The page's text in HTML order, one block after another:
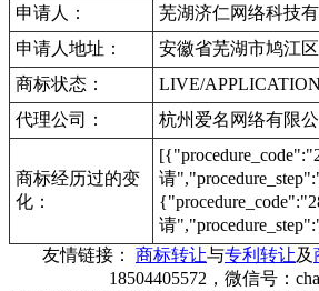
申请人：
芜湖济仁网络科技
申请人地址：
安徽省芜湖市鸠江
商标状态：
LIVE/
代理公司：
杭州爱名网络有限公
商标经历过的变
化：
请
请
友情链接： 商标转让与专利转让及
18504405572，微信号：